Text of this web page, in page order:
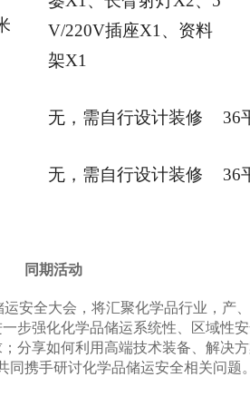
V/220V插座X1、资料
架X1
无，需自行设计装修 36
无，需自行设计装修 36
同期活动
安全大会 ， 将汇聚化学品行业，产
步强化化学品储运系统性、区域性
分享如何利用高端技术装备、解决
同携手研讨化学品储运安全相关问题。